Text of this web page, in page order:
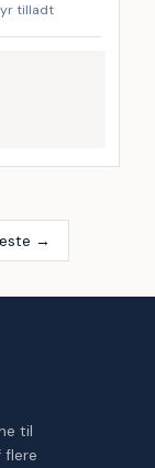
tilladt
→
til
flere